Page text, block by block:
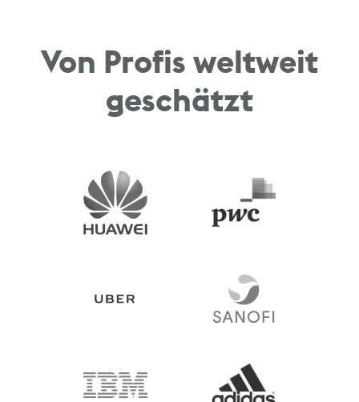
Von Profis weltweit
geschätzt